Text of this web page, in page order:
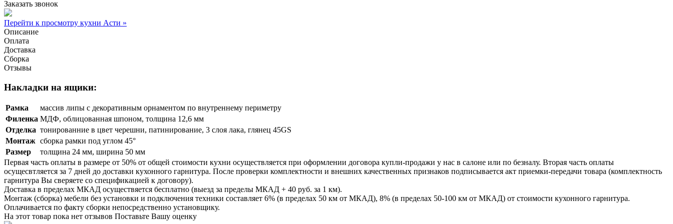
Заказать звонок
Перейти к просмотру кухни Асти »
Описание
Оплата
Доставка
Сборка
Отзывы
Накладки на ящики:
Рамка
массив липы с декоративным орнаментом по внутреннему периметру
Филенка МДФ, облицованная шпоном, толщина 12,6 мм
Отделка тонированние в цвет черешни, патинирование, 3 слоя лака, глянец 45GS
Монтаж сборка рамки под углом 45°
Размер
толщина 24 мм, ширина 50 мм
Первая часть оплаты в размере от 50% от общей стоимости кухни осуществляется при оформлении договора купли-продажи у нас в салоне или по безналу. Вторая часть оплаты
осущесвтляется за 7 дней до доставки кухонного гарнитура. После проверки комплектности и внешних качественных признаков подписывается акт приемки-передачи товара (комплектность
гарнитура Вы сверяете со спецификацией к договору).
Доставка в пределах МКАД осуществяется бесплатно (выезд за пределы МКАД + 40 руб. за 1 км).
Монтаж (сборка) мебели без установки и подключения техники составляет 6% (в пределах 50 км от МКАД), 8% (в пределах 50-100 км от МКАД) от стоимости кухонного гарнитура.
Оплачивается по факту сборки непосредственно установщику.
На этот товар пока нет отзывов Поставьте Вашу оценку